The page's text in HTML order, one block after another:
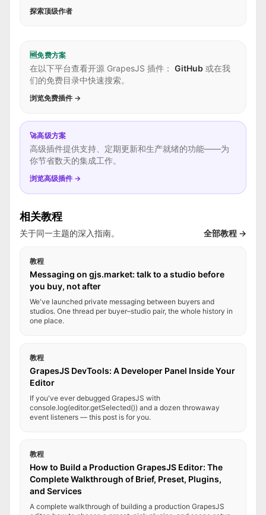
探索顶级作者
🆓免费方案
在以下平台查看开源 GrapesJS 插件： GitHub 或在我
们的免费目录中快速搜索。
浏览免费插件 →
🚀高级方案
高级插件提供支持、定期更新和生产就绪的功能——为
你节省数天的集成工作。
浏览高级插件 →
相关教程
关于同一主题的深入指南。 全部教程 →
教程
Messaging on gjs.market: talk to a studio before
you buy, not after
We've launched private messaging between buyers and
studios. One thread per buyer–studio pair, the whole history in
one place.
教程
GrapesJS DevTools: A Developer Panel Inside Your
Editor
If you've ever debugged GrapesJS with
console.log(editor.getSelected()) and a dozen throwaway
event listeners — this post is for you.
教程
How to Build a Production GrapesJS Editor: The
Complete Walkthrough of Brief, Preset, Plugins,
and Services
A complete walkthrough of building a production GrapesJS